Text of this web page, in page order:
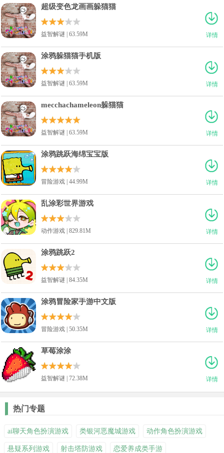
详情
超级变色龙画画躲猫猫
益智解谜 | 63.59M
详情
涂鸦躲猫猫手机版
益智解谜 | 63.59M
详情
mecchachameleon躲猫猫
益智解谜 | 63.59M
详情
涂鸦跳跃海绵宝宝版
冒险游戏 | 44.99M
详情
乱涂彩世界游戏
动作游戏 | 829.81M
详情
涂鸦跳跃2
益智解谜 | 84.35M
详情
涂鸦冒险家手游中文版
冒险游戏 | 50.35M
详情
草莓涂涂
益智解谜 | 72.38M
热门专题
ai聊天角色扮演游戏 类银河恶魔城游戏 动作角色扮演游戏
悬疑系列游戏 射击塔防游戏 恋爱养成类手游